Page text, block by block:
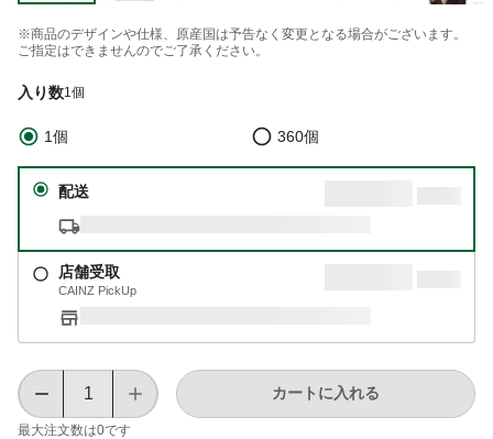
※商品のデザインや仕様、原産国は予告なく変更となる場合がございます。
ご指定はできませんのでご了承ください。
入り数1個
1個 360個
配送
店舗受取
CAINZ PickUp
最大注文数は0です
カートに入れる